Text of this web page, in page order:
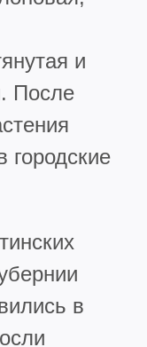
и
После
городские
в